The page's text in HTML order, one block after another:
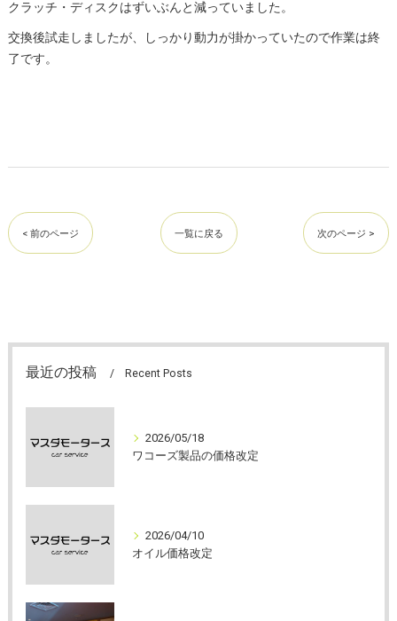
クラッチ・ディスクはずいぶんと減っていました。
交換後試走しましたが、しっかり動力が掛かっていたので作業は終
了です。
< 前のページ 一覧に戻る 次のページ >
最近の投稿 Recent Posts
2026/05/18
ワコーズ製品の価格改定
2026/04/10
オイル価格改定